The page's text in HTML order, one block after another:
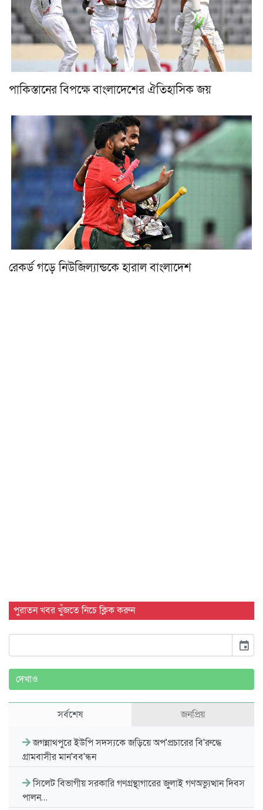
পাকিস্তানের বিপক্ষে বাংলাদেশের ঐতিহাসিক জয়
রেকর্ড গড়ে নিউজিল্যান্ডকে হারাল বাংলাদেশ
পুরাতন খবর খুঁজতে নিচে ক্লিক করুন
event
দেখাও
সর্বশেষ জনপ্রিয়
জগন্নাথপুরে ইউপি সদস্যকে জড়িয়ে অপ'প্রচারের বি'রুদ্ধে
গ্রামবাসীর মান'বব'ন্ধন
সিলেট বিভাগীয় সরকারি গণগ্রন্থাগারের জুলাই গণঅভ্যুত্থান দিবস
পালন…